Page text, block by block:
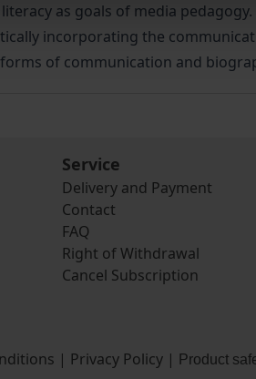
as goals of media
incorporating the
of communication and
Service
Delivery and Payment
Contact
FAQ
Right of Withdrawal
Cancel Subscription
| Privacy Policy | Product